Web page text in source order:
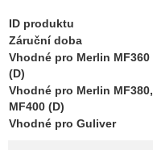
ID produktu
Záruční doba
Vhodné pro Merlin MF360
(D)
Vhodné pro Merlin MF380,
MF400 (D)
Vhodné pro Guliver